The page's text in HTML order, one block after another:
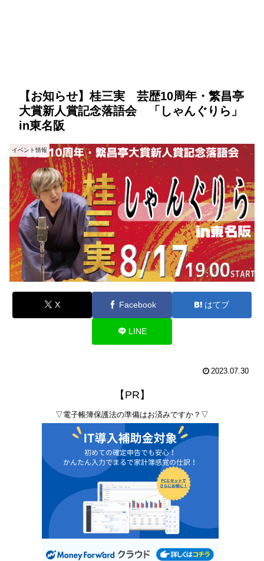
【お知らせ】桂三実 芸歴10周年・繁昌亭
大賞新人賞記念落語会 「しゃんぐりら」
in東名阪
イベント情報
X Facebook はてブ
LINE
2023.07.30
【PR】
▽電子帳簿保護法の準備はお済みですか？▽